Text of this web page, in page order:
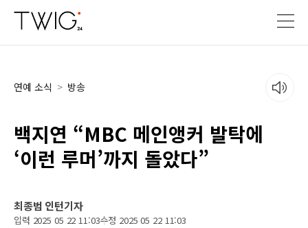
연예 소식 > 방송
백지연 “MBC 메인앵커 발탁에
‘이런 루머’까지 돌았다”
최종범 인턴기자
입력 2025 05 22 11:03수정 2025 05 22 11:03